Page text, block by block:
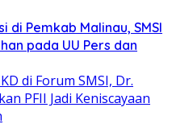
di Pemkab Malinau, SMSI
pada UU Pers dan